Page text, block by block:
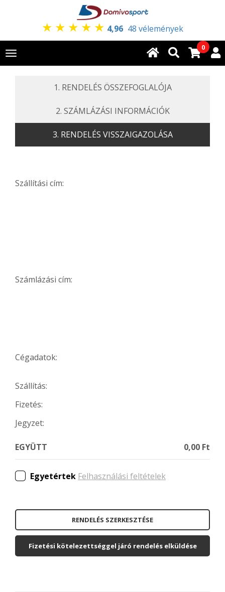
★ ★ ★ ★ ★ 4,96 48 vélemények
Toggle
navigation
0
1. RENDELÉS ÖSSZEFOGLALÓJA
2. SZÁMLÁZÁSI INFORMÁCIÓK
3. RENDELÉS VISSZAIGAZOLÁSA
Szállítási cím:
Számlázási cím:
Cégadatok:
Szállítás:
Fizetés:
Jegyzet:
EGYÜTT 0,00 Ft
Egyetértek Felhasználási feltételek
RENDELÉS SZERKESZTÉSE
Fizetési kötelezettséggel járó rendelés elküldése